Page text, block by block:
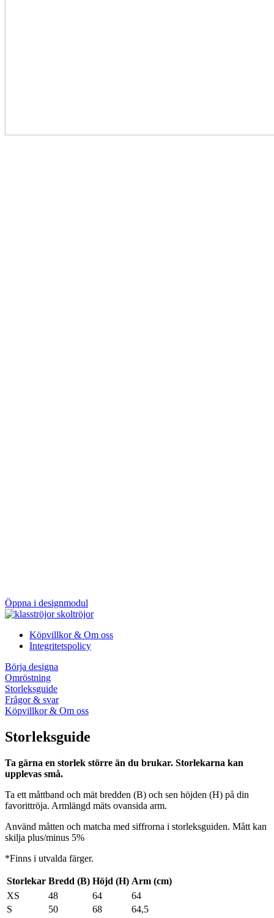
Öppna i designmodul
Köpvillkor & Om oss
Integritetspolicy
Börja designa
Omröstning
Storleksguide
Frågor & svar
Köpvillkor & Om oss
Storleksguide
Ta gärna en storlek större än du brukar. Storlekarna kan
upplevas små.
Ta ett måttband och mät bredden (B) och sen höjden (H) på din
favorittröja. Armlängd mäts ovansida arm.
Använd måtten och matcha med siffrorna i storleksguiden. Mått kan
skilja plus/minus 5%
*Finns i utvalda färger.
Storlekar Bredd (B) Höjd (H) Arm (cm)
XS
48 64
64
S
50 68
64,5